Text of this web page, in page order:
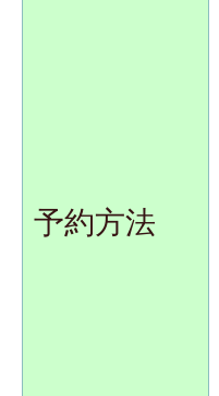
予約方法